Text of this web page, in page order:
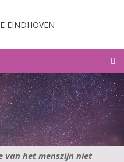
van het menszijn niet